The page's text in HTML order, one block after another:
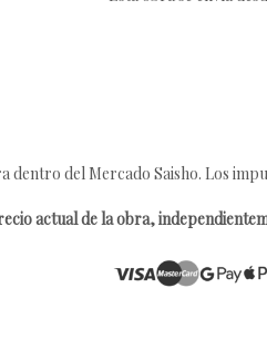
del Mercado Saisho. Los
actual de la obra,